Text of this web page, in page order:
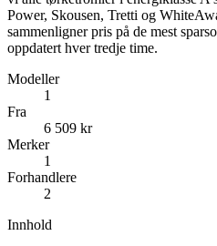
Power, Skousen, Tretti og
sammenligner pris på de mest
oppdatert hver tredje time.
Modeller
1
Fra
6 509 kr
Merker
1
Forhandlere
2
Innhold